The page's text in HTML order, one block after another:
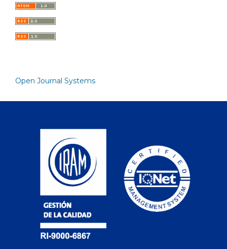
Open Journal Systems